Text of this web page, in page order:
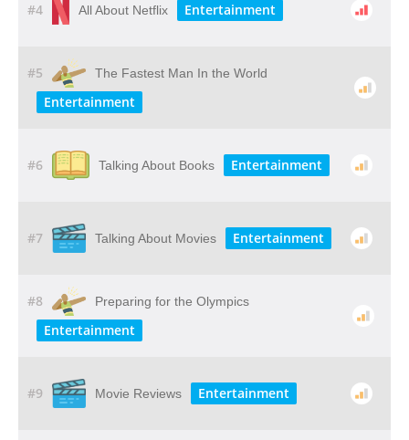
#4 All About Netflix Entertainment
#5 The Fastest Man In the World
Entertainment
#6 Talking About Books Entertainment
#7 Talking About Movies Entertainment
#8 Preparing for the Olympics
Entertainment
#9 Movie Reviews Entertainment